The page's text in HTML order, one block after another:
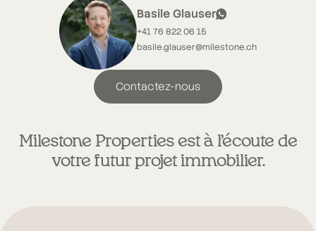
Milestone Properties est à l’écoute de
votre futur projet immobilier.
Basile Glauser
+41 76 822 06 15
basile.glauser@milestone.ch
Contactez-nous